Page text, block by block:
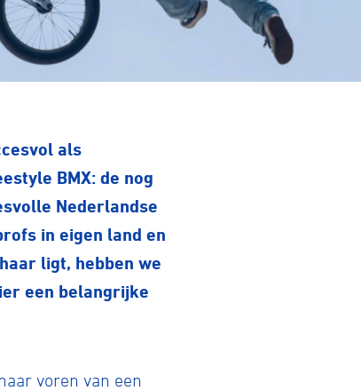
als
BMX: de nog
Nederlandse
in eigen land en
ligt, hebben we
een belangrijke
voren van een